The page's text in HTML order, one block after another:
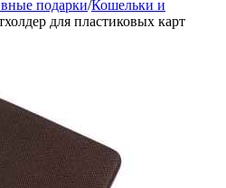
подарки/Кошельки и
для пластиковых карт